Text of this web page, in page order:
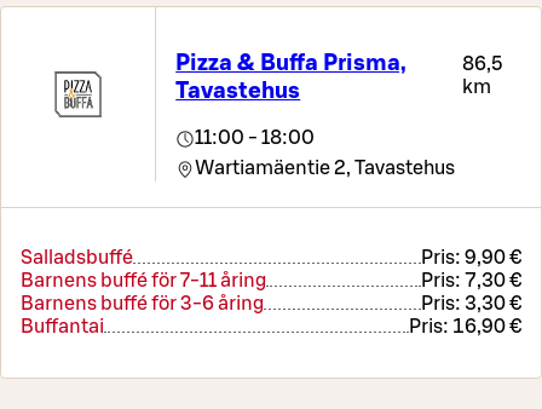
Pizza & Buffa Prisma,
Tavastehus
86,5
km
11:00 - 18:00
Wartiamäentie 2, Tavastehus
Salladsbuffé Pris: 9,90 €
Barnens buffé för 7-11 åring
Pris: 7,30 €
Barnens buffé för 3-6 åring
Pris: 3,30 €
Buffantai
Pris: 16,90 €